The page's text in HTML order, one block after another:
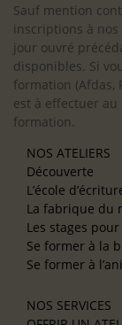
Sauf mention
inscriptions à
jour ouvré
disponibles. Si
formation (Afdas,
est à effectuer
formation.
NOS ATELIERS
Découverte
L’école
La fabrique du
Les stages
Se former à la
Se former à
NOS SERVICES